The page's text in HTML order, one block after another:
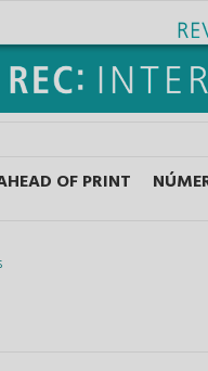
OF PRINT